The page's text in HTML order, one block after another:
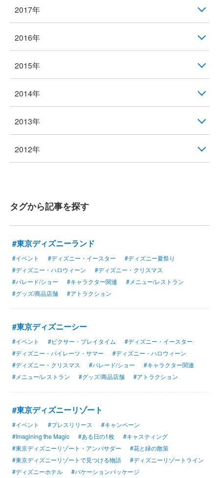
2017年
2016年
2015年
2014年
2013年
2012年
タグから記事を探す
#東京ディズニーランド
#イベント #ディズニー・イースター
#ディズニー夏祭り
#ディズニー・ハロウィーン
#ディズニー・クリスマス
#パレード/ショー
#キャラクター関連
#メニュー/レストラン
#グッズ/商品店舗
#アトラクション
#東京ディズニーシー
#イベント #ピクサー・プレイタイム
#ディズニー・イースター
#ディズニー・パイレーツ・サマー
#ディズニー・ハロウィーン
#ディズニー・クリスマス
#パレード/ショー
#キャラクター関連
#メニュー/レストラン
#グッズ/商品店舗 #アトラクション
#東京ディズニーリゾート
#イベント #プレスリリース
#キャンペーン
#Imagining the Magic
#ある日の1枚
#キャスティング
#東京ディズニーリゾート・アンバサダー
#花と緑の散策
#東京ディズニーリゾートで見つける物語
#ディズニーリゾートライン
#ディズニーホテル
#バケーションパッケージ